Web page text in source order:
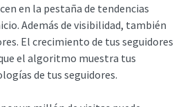
en la pestaña de tendencias
Además de visibilidad, también
El crecimiento de tus seguidores
el algoritmo muestra tus
de tus seguidores.